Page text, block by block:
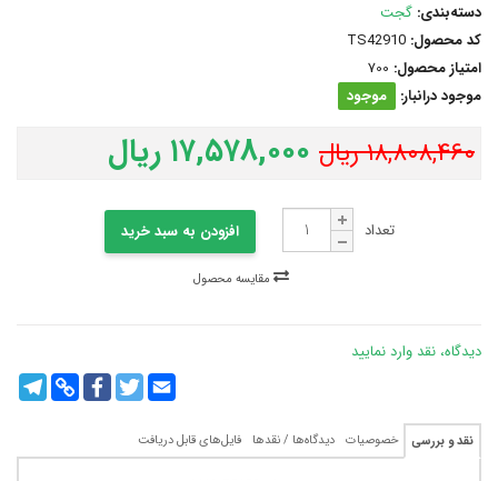
دسته‌بندی: گجت
کد محصول: TS42910
امتیاز محصول: 700
موجود درانبار:
موجود
۱۸,۸۰۸,۴۶۰ ریال ۱۷,۵۷۸,۰۰۰ ریال
تعداد افزودن به سبد خرید
دیدگاه، نقد وارد نمایید
Copy
Link
FacebookTwitterEmail
نقد و بررسی خصوصیات دیدگاه‌ها / نقدها فایل‌های قابل دریافت